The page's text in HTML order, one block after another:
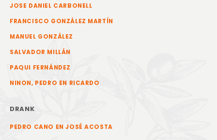
JOSE DANIEL CARBONELL
FRANCISCO GONZÁLEZ MARTÍN
MANUEL GONZÁLEZ
SALVADOR MILLÁN
PAQUI FERNÁNDEZ
NINON, PEDRO EN RICARDO
DRANK
PEDRO CANO EN JOSÉ ACOSTA